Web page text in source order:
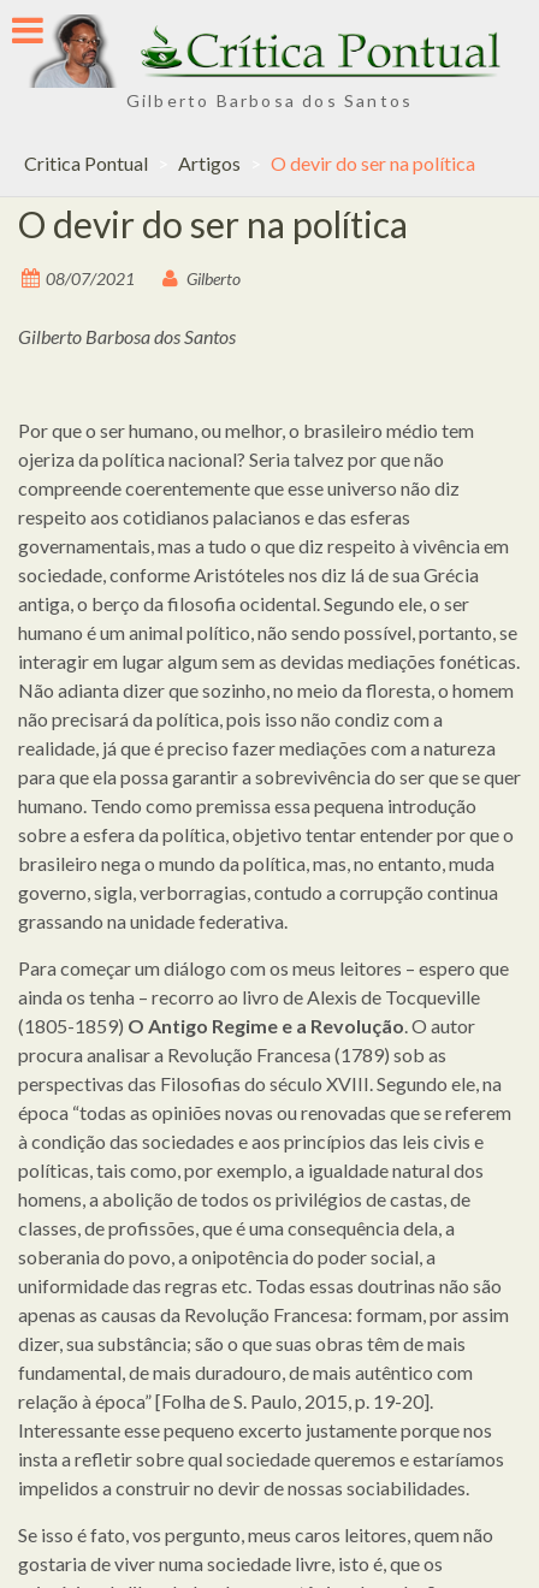
Skip
to
content
Gilberto Barbosa dos Santos
Critica Pontual Artigos O devir do ser na política
O devir do ser na política
08/07/2021 Gilberto
Gilberto Barbosa dos Santos
Por que o ser humano, ou melhor, o brasileiro médio tem
ojeriza da política nacional? Seria talvez por que não
compreende coerentemente que esse universo não diz
respeito aos cotidianos palacianos e das esferas
governamentais, mas a tudo o que diz respeito à vivência em
sociedade, conforme Aristóteles nos diz lá de sua Grécia
antiga, o berço da filosofia ocidental. Segundo ele, o ser
humano é um animal político, não sendo possível, portanto, se
interagir em lugar algum sem as devidas mediações fonéticas.
Não adianta dizer que sozinho, no meio da floresta, o homem
não precisará da política, pois isso não condiz com a
realidade, já que é preciso fazer mediações com a natureza
para que ela possa garantir a sobrevivência do ser que se quer
humano. Tendo como premissa essa pequena introdução
sobre a esfera da política, objetivo tentar entender por que o
brasileiro nega o mundo da política, mas, no entanto, muda
governo, sigla, verborragias, contudo a corrupção continua
grassando na unidade federativa.
Para começar um diálogo com os meus leitores – espero que
ainda os tenha – recorro ao livro de Alexis de Tocqueville
(1805-1859) O Antigo Regime e a Revolução . O autor
procura analisar a Revolução Francesa (1789) sob as
perspectivas das Filosofias do século XVIII. Segundo ele, na
época “todas as opiniões novas ou renovadas que se referem
à condição das sociedades e aos princípios das leis civis e
políticas, tais como, por exemplo, a igualdade natural dos
homens, a abolição de todos os privilégios de castas, de
classes, de profissões, que é uma consequência dela, a
soberania do povo, a onipotência do poder social, a
uniformidade das regras etc. Todas essas doutrinas não são
apenas as causas da Revolução Francesa: formam, por assim
dizer, sua substância; são o que suas obras têm de mais
fundamental, de mais duradouro, de mais autêntico com
relação à época” [Folha de S. Paulo, 2015, p. 19-20].
Interessante esse pequeno excerto justamente porque nos
insta a refletir sobre qual sociedade queremos e estaríamos
impelidos a construir no devir de nossas sociabilidades.
Se isso é fato, vos pergunto, meus caros leitores, quem não
gostaria de viver numa sociedade livre, isto é, que os